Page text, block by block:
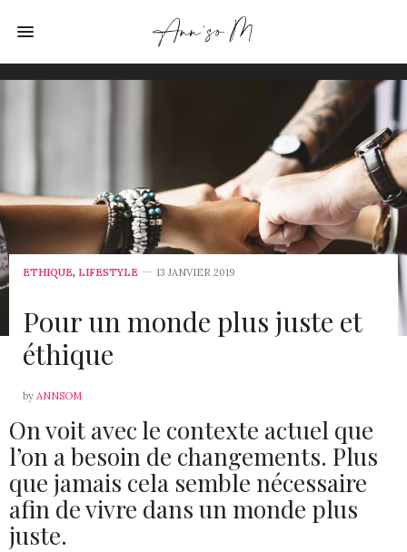
ETHIQUE, LIFESTYLE 13 JANVIER 2019
Pour un monde plus juste et
éthique
by ANNSOM
On voit avec le contexte actuel que
l’on a besoin de changements. Plus
que jamais cela semble nécessaire
afin de vivre dans un monde plus
juste.